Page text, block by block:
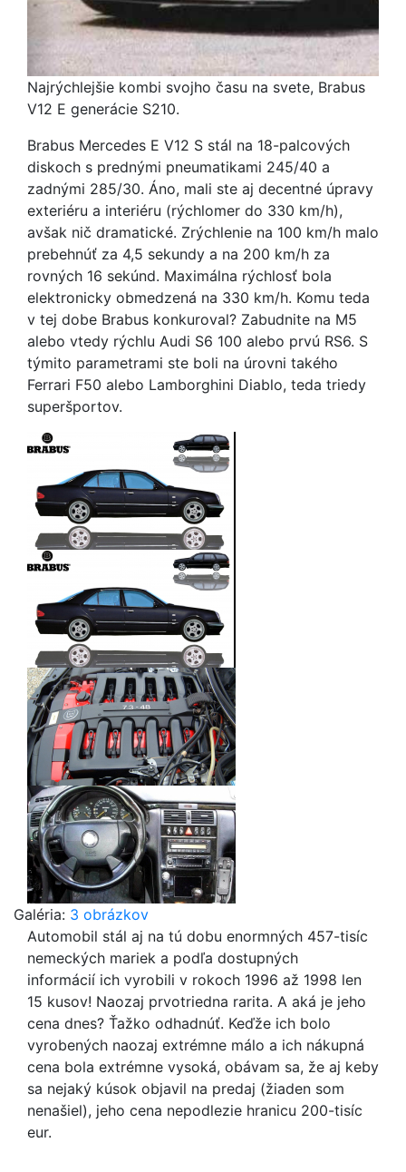
Najrýchlejšie kombi svojho času na svete, Brabus
V12 E generácie S210.
Brabus Mercedes E V12 S stál na 18-palcových
diskoch s prednými pneumatikami 245/40 a
zadnými 285/30. Áno, mali ste aj decentné úpravy
exteriéru a interiéru (rýchlomer do 330 km/h),
avšak nič dramatické. Zrýchlenie na 100 km/h malo
prebehnúť za 4,5 sekundy a na 200 km/h za
rovných 16 sekúnd. Maximálna rýchlosť bola
elektronicky obmedzená na 330 km/h. Komu teda
v tej dobe Brabus konkuroval? Zabudnite na M5
alebo vtedy rýchlu Audi S6 100 alebo prvú RS6. S
týmito parametrami ste boli na úrovni takého
Ferrari F50 alebo Lamborghini Diablo, teda triedy
superšportov.
Galéria: 3 obrázkov
Automobil stál aj na tú dobu enormných 457-tisíc
nemeckých mariek a podľa dostupných
informácií ich vyrobili v rokoch 1996 až 1998 len
15 kusov! Naozaj prvotriedna rarita. A aká je jeho
cena dnes? Ťažko odhadnúť. Keďže ich bolo
vyrobených naozaj extrémne málo a ich nákupná
cena bola extrémne vysoká, obávam sa, že aj keby
sa nejaký kúsok objavil na predaj (žiaden som
nenašiel), jeho cena nepodlezie hranicu 200-tisíc
eur.